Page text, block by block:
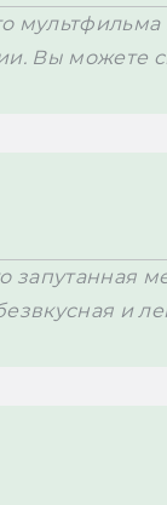
мультфильма
Вы можете
запутанная
и